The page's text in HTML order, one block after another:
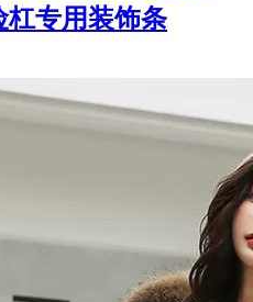
杠专用装饰条